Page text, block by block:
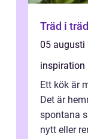
Träd i
05 augusti
inspiration
Ett kök är
Det är
spontana
nytt eller